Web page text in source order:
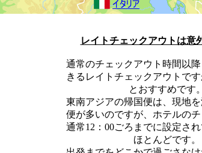
レイトチェックアウトは意
通常のチェックアウト時間以
きるレイトチェックアウトで
とおすすめです。
東南アジアの帰国便は、現地
便が多いのですが、ホテルの
通常12：00ごろまでに設定さ
ほとんどです。